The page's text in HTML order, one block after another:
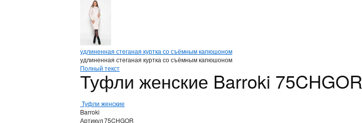
удлиненная стеганая куртка со съёмным капюшоном
удлиненная стеганая куртка со съёмным капюшоном
Полный текст
Туфли женские Barroki 75CHGOR
Туфли женские
Barroki
Артикул75CHGOR